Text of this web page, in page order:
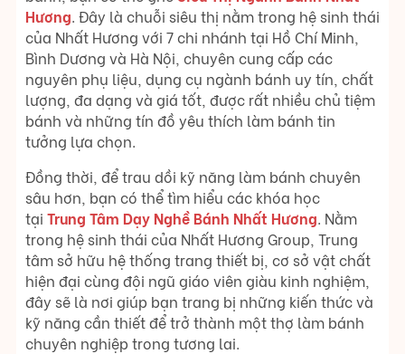
Hương. Đây là chuỗi siêu thị nằm trong hệ sinh thái
của Nhất Hương với 7 chi nhánh tại Hồ Chí Minh,
Bình Dương và Hà Nội, chuyên cung cấp các
nguyên phụ liệu, dụng cụ ngành bánh uy tín, chất
lượng, đa dạng và giá tốt, được rất nhiều chủ tiệm
bánh và những tín đồ yêu thích làm bánh tin
tưởng lựa chọn.
Đồng thời, để trau dồi kỹ năng làm bánh chuyên
sâu hơn, bạn có thể tìm hiểu các khóa học
tại Trung Tâm Dạy Nghề Bánh Nhất Hương. Nằm
trong hệ sinh thái của Nhất Hương Group, Trung
tâm sở hữu hệ thống trang thiết bị, cơ sở vật chất
hiện đại cùng đội ngũ giáo viên giàu kinh nghiệm,
đây sẽ là nơi giúp bạn trang bị những kiến thức và
kỹ năng cần thiết để trở thành một thợ làm bánh
chuyên nghiệp trong tương lai.